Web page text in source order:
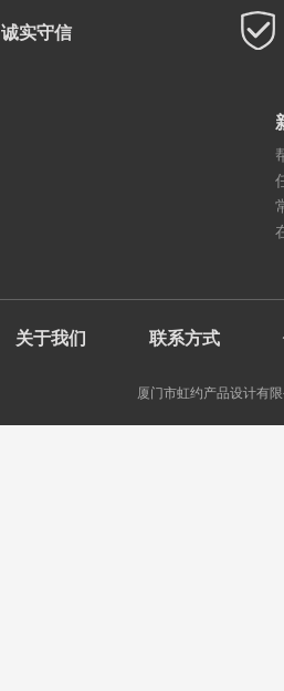
诚实守信
关于我们 联系方式
厦门市虹约产品设计有